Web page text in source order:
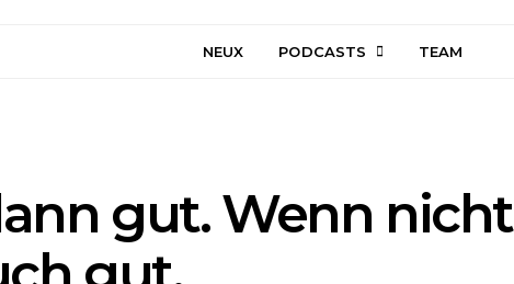
NEUX PODCASTS TEAM
gut. Wenn nicht